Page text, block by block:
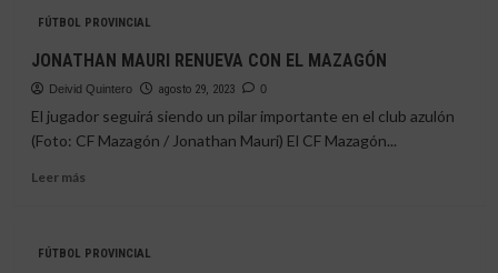
CF
desciende
a
Tercera
Andaluza
años
FÚTBOL PROVINCIAL
JONATHAN MAURI RENUEVA CON EL MAZAGÓN
Deivid Quintero agosto 29, 2023 0
El jugador seguirá siendo un pilar importante en el club azulón
(Foto: CF Mazagón / Jonathan Mauri) El CF Mazagón...
Leer másLeer
MAURI
FÚTBOL PROVINCIAL